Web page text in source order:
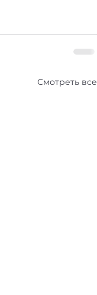
Смотреть все